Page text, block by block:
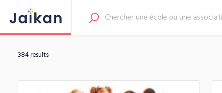
384 results